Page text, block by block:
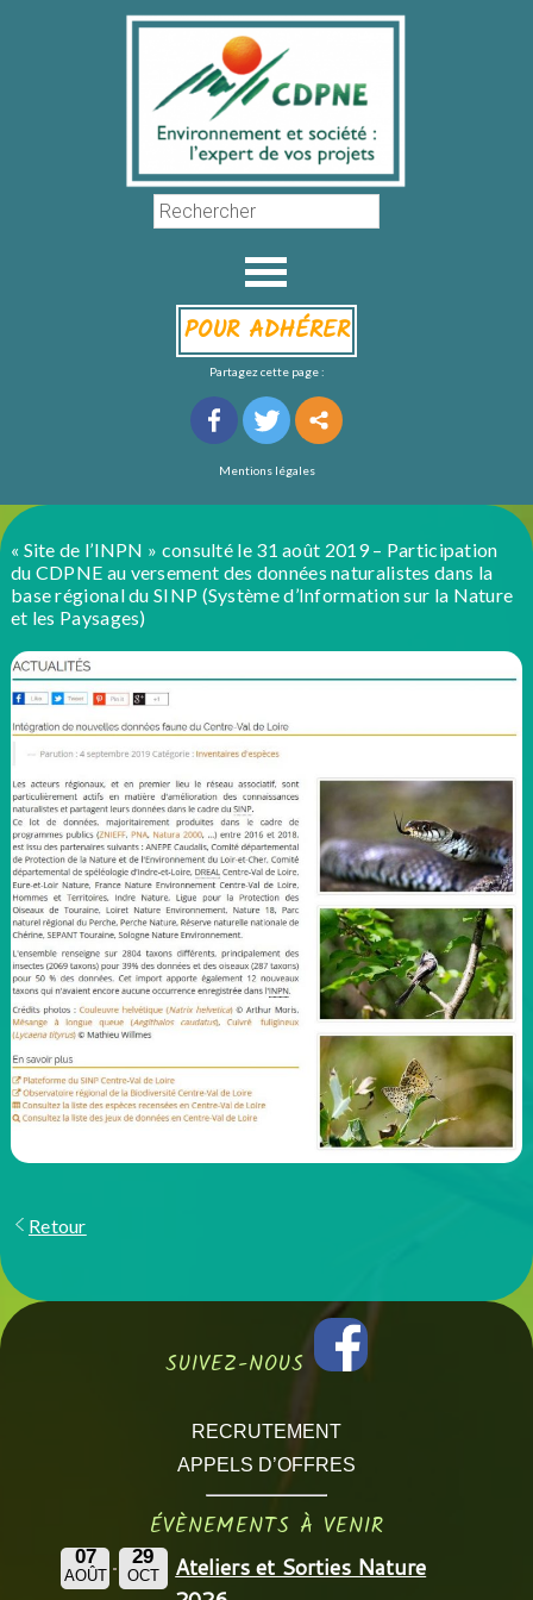
POUR ADHÉRER
Partagez cette page :
Mentions légales
« Site de l’INPN » consulté le 31 août 2019 – Participation
du CDPNE au versement des données naturalistes dans la
base régional du SINP (Système d’Information sur la Nature
et les Paysages)
Retour
SUIVEZ-NOUS
RECRUTEMENT
APPELS D’OFFRES
ÉVÈNEMENTS À VENIR
07
AOÛT
29
OCT
Ateliers et Sorties Nature